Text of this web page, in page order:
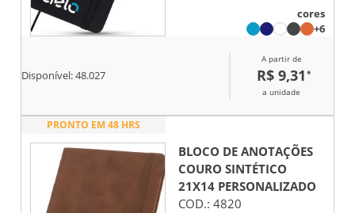
pardas não pautadas.
cores
+6
Disponível:48.027
A partir de
R$ 9,31 *
a unidade
PRONTO EM 48 HRS
BLOCO DE ANOTAÇÕES
COURO SINTÉTICO
21X14 PERSONALIZADO
COD.: 4820